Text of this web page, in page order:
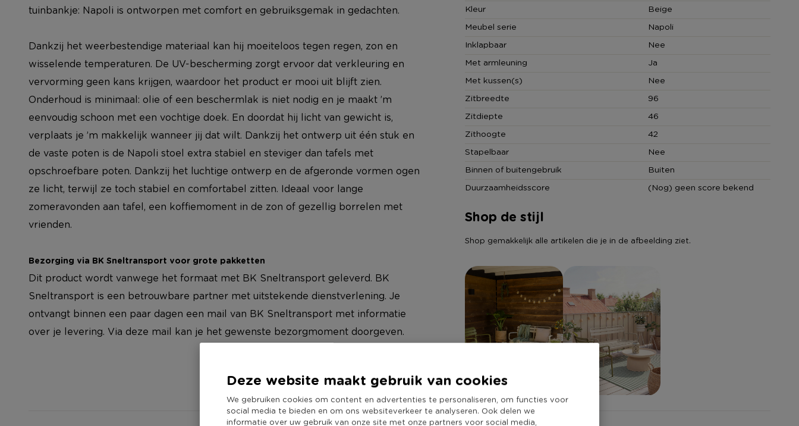
Deze website maakt gebruik van cookies
We gebruiken cookies om content en advertenties te personaliseren, om functies voor
social media te bieden en om ons websiteverkeer te analyseren. Ook delen we
informatie over uw gebruik van onze site met onze partners voor social media,
tuinbankje: Napoli is ontworpen met comfort en gebruiksgemak in gedachten.
Dankzij het weerbestendige materiaal kan hij moeiteloos tegen regen, zon en
wisselende temperaturen. De UV-bescherming zorgt ervoor dat verkleuring en
vervorming geen kans krijgen, waardoor het product er mooi uit blijft zien.
Onderhoud is minimaal: olie of een beschermlak is niet nodig en je maakt ’m
eenvoudig schoon met een vochtige doek. En doordat hij licht van gewicht is,
verplaats je ’m makkelijk wanneer jij dat wilt. Dankzij het ontwerp uit één stuk en
de vaste poten is de Napoli stoel extra stabiel en steviger dan tafels met
opschroefbare poten. Dankzij het luchtige ontwerp en de afgeronde vormen ogen
ze licht, terwijl ze toch stabiel en comfortabel zitten. Ideaal voor lange
zomeravonden aan tafel, een koffiemoment in de zon of gezellig borrelen met
vrienden.
Bezorging via BK Sneltransport voor grote pakketten
Dit product wordt vanwege het formaat met BK Sneltransport geleverd. BK
Sneltransport is een betrouwbare partner met uitstekende dienstverlening. Je
ontvangt binnen een paar dagen een mail van BK Sneltransport met informatie
over je levering. Via deze mail kan je het gewenste bezorgmoment doorgeven.
Kleur
Beige
Meubel serie
Napoli
Inklapbaar
Nee
Met armleuning
Ja
Met kussen(s)
Nee
Zitbreedte
96
Zitdiepte
46
Zithoogte
42
Stapelbaar
Nee
Binnen of buitengebruik
Buiten
Duurzaamheidsscore
(Nog) geen score bekend
Shop de stijl
Shop gemakkelijk alle artikelen die je in de afbeelding ziet.